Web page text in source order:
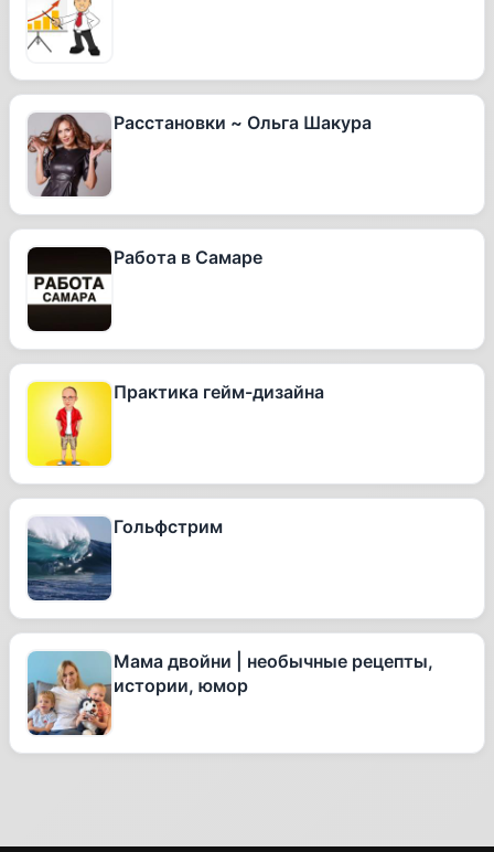
Расстановки ~ Ольга Шакура
Работа в Самаре
Практика гейм-дизайна
Гольфстрим
Мама двойни | необычные рецепты,
истории, юмор